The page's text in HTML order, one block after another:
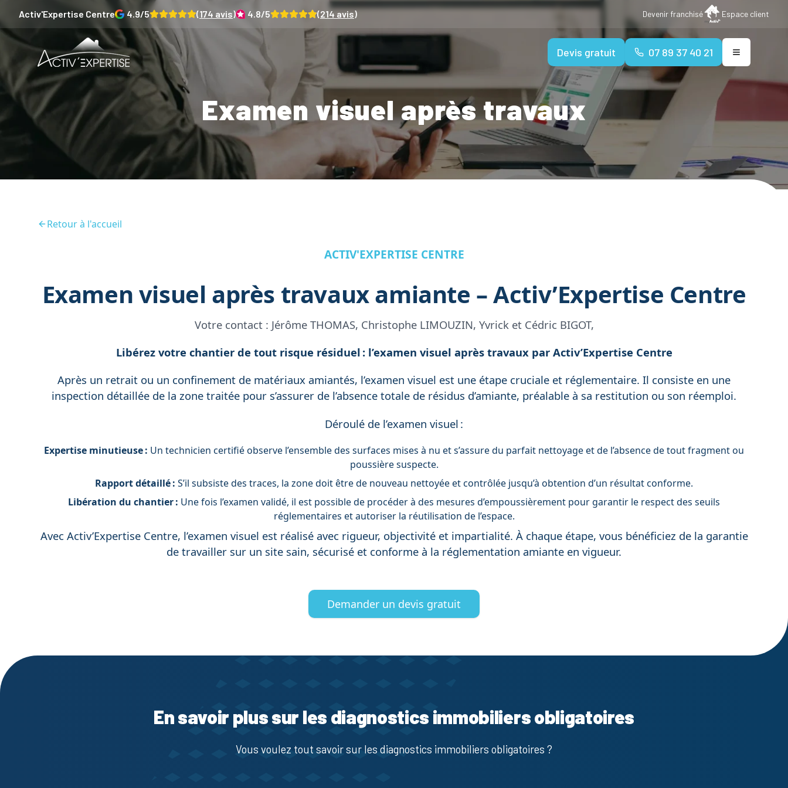
Activ'Expertise Centre 4.9/5 (174 avis) 4.8/5 (214 avis) Devenir franchisé Espace client
Devis gratuit 07 89 37 40 21
Examen visuel après travaux
Retour à l'accueil
ACTIV'EXPERTISE CENTRE
Examen visuel après travaux amiante – Activ’Expertise Centre
Votre contact : Jérôme THOMAS, Christophe LIMOUZIN, Yvrick et Cédric BIGOT,
Libérez votre chantier de tout risque résiduel : l’examen visuel après travaux par Activ’Expertise Centre
Après un retrait ou un confinement de matériaux amiantés, l’examen visuel est une étape cruciale et réglementaire. Il consiste en une
inspection détaillée de la zone traitée pour s’assurer de l’absence totale de résidus d’amiante, préalable à sa restitution ou son réemploi.
Déroulé de l’examen visuel :
Expertise minutieuse : Un technicien certifié observe l’ensemble des surfaces mises à nu et s’assure du parfait nettoyage et de l’absence de tout fragment ou
poussière suspecte.
Rapport détaillé : S’il subsiste des traces, la zone doit être de nouveau nettoyée et contrôlée jusqu’à obtention d’un résultat conforme.
Libération du chantier : Une fois l’examen validé, il est possible de procéder à des mesures d’empoussièrement pour garantir le respect des seuils
réglementaires et autoriser la réutilisation de l’espace.
Avec Activ’Expertise Centre, l’examen visuel est réalisé avec rigueur, objectivité et impartialité. À chaque étape, vous bénéficiez de la garantie
de travailler sur un site sain, sécurisé et conforme à la réglementation amiante en vigueur.
Demander un devis gratuit
En savoir plus sur les diagnostics immobiliers obligatoires
Vous voulez tout savoir sur les diagnostics immobiliers obligatoires ?